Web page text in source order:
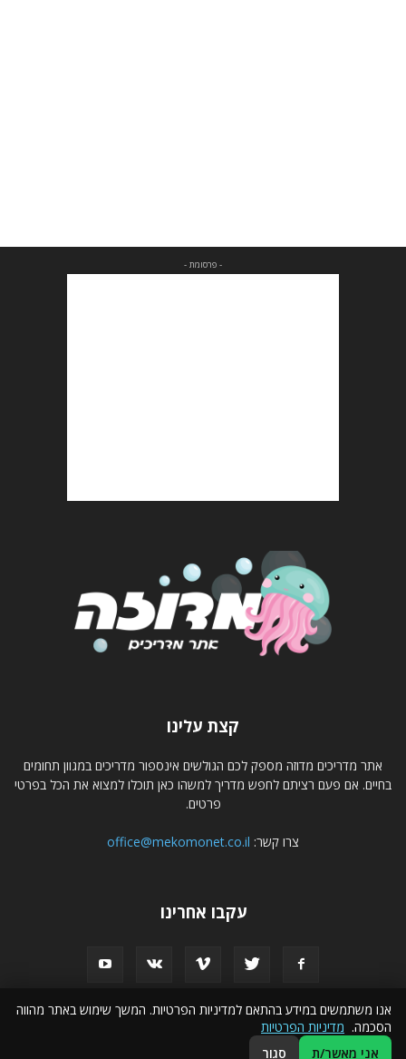
- פרסומת -
קצת עלינו
אתר מדריכים מדוזה מספק לכם הגולשים אינספור מדריכים במגוון תחומים
בחיים. אם פעם רציתם לחפש מדריך למשהו כאן תוכלו למצוא את הכל בפרטי
פרטים.
צרו קשר: office@mekomonet.co.il
עקבו אחרינו
פרסמו אצלנו הצהרת נגישות
אנו משתמשים במידע בהתאם למדיניות הפרטיות. המשך שימוש באתר מהווה
הסכמה. מדיניות הפרטיות
אני מאשר/ת
סגור